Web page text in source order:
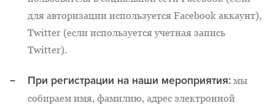
для авторизации используется Facebook аккаунт),
Twitter (если используется учетная запись
Twitter).
При регистрации на наши мероприятия: мы
собираем имя, фамилию, адрес электронной